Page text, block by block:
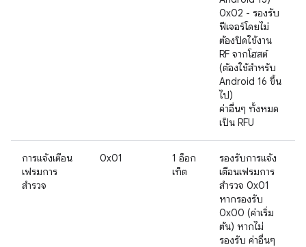
0x02 - รองรับ
ฟีเจอร์โดยไม่
ต้องปิดใช้งาน
RF จากโฮสต์
(ต้องใช้สำหรับ
Android 16 ขึ้น
ไป)
ค่าอื่นๆ ทั้งหมด
เป็น RFU
การแจ้งเตือน
เฟรมการ
สำรวจ
0x01
1 อ็อก
เท็ต
รองรับการแจ้ง
เตือนเฟรมการ
สำรวจ 0x01
หากรองรับ
0x00 (ค่าเริ่ม
ต้น) หากไม่
รองรับ ค่าอื่นๆ